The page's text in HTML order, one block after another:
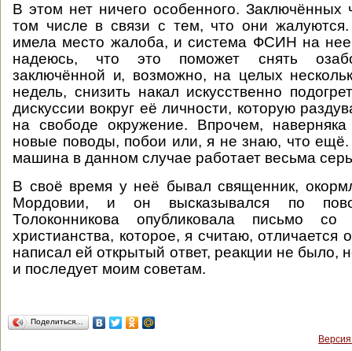
В этом нет ничего особенного. Заключённых
том числе в связи с тем, что они
имела место жалоба, и система ФСИН на нее
надеюсь, что это поможет снять
заключённой и, возможно, на целых
недель, снизить накал искусственно
дискуссии вокруг её личности, которую
на свободе окружение. Впрочем,
новые поводы, побои или, я не знаю, что ещё.
машина в данном случае работает весьма
В своё время у неё бывал священник,
Мордовии, и он высказывался по
Толоконникова опубликовала письмо
христианства, которое, я считаю, отличается
написал ей открытый ответ, реакции не было,
и последует моим советам.
Поделиться…